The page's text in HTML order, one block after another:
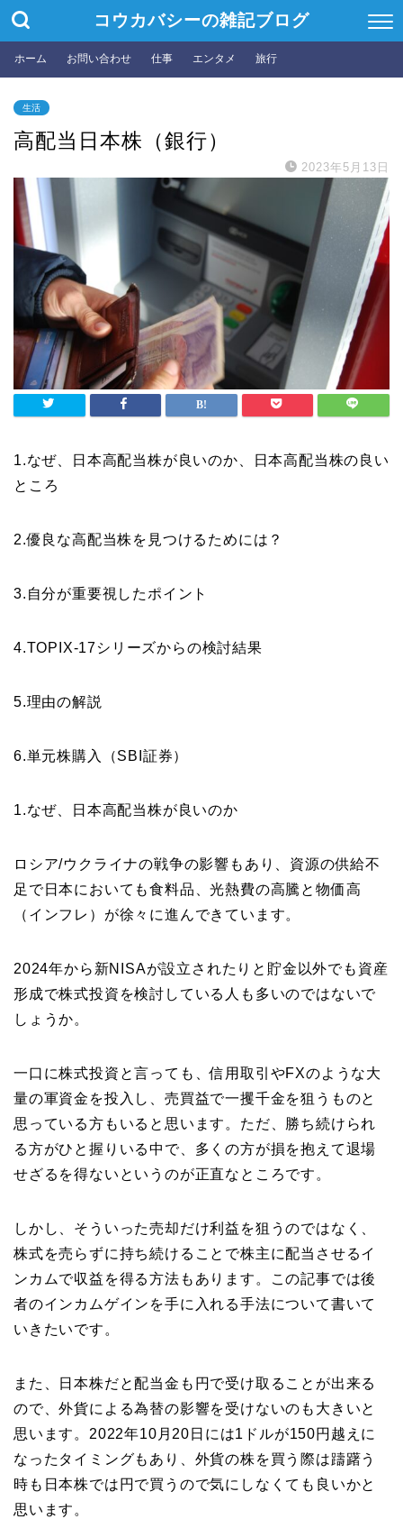
コウカバシーの雑記ブログ
ホーム お問い合わせ 仕事 エンタメ 旅行
生活
高配当日本株（銀行）
2023年5月13日
1.なぜ、日本高配当株が良いのか、日本高配当株の良い
ところ
2.優良な高配当株を見つけるためには？
3.自分が重要視したポイント
4.TOPIX-17シリーズからの検討結果
5.理由の解説
6.単元株購入（SBI証券）
1.なぜ、日本高配当株が良いのか
ロシア/ウクライナの戦争の影響もあり、資源の供給不
足で日本においても食料品、光熱費の高騰と物価高
（インフレ）が徐々に進んできています。
2024年から新NISAが設立されたりと貯金以外でも資産
形成で株式投資を検討している人も多いのではないで
しょうか。
一口に株式投資と言っても、信用取引やFXのような大
量の軍資金を投入し、売買益で一攫千金を狙うものと
思っている方もいると思います。ただ、勝ち続けられ
る方がひと握りいる中で、多くの方が損を抱えて退場
せざるを得ないというのが正直なところです。
しかし、そういった売却だけ利益を狙うのではなく、
株式を売らずに持ち続けることで株主に配当させるイ
ンカムで収益を得る方法もあります。この記事では後
者のインカムゲインを手に入れる手法について書いて
いきたいです。
また、日本株だと配当金も円で受け取ることが出来る
ので、外貨による為替の影響を受けないのも大きいと
思います。2022年10月20日には1ドルが150円越えに
なったタイミングもあり、外貨の株を買う際は躊躇う
時も日本株では円で買うので気にしなくても良いかと
思います。